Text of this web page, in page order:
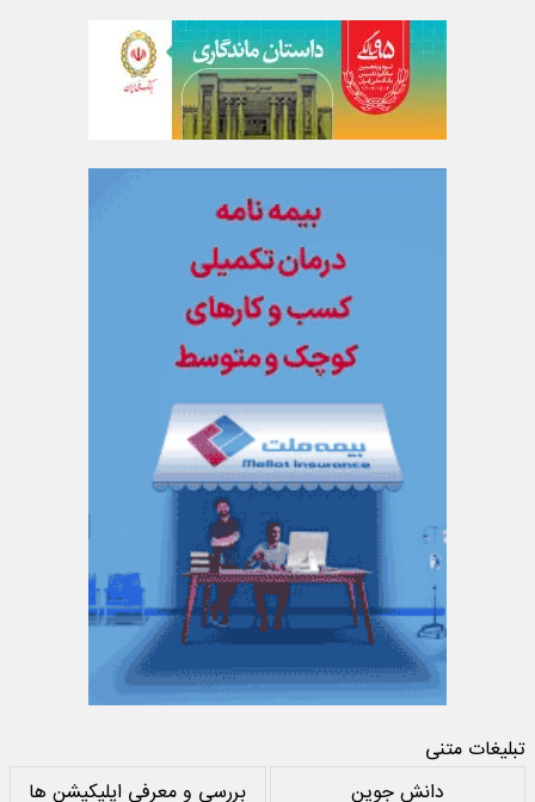
تبلیغات متنی
دانش جوین
بررسی و معرفی اپلیکیشن ها